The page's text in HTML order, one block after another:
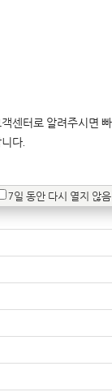
센터로 알려주시면
다.
7일 동안 다시 열지 않음